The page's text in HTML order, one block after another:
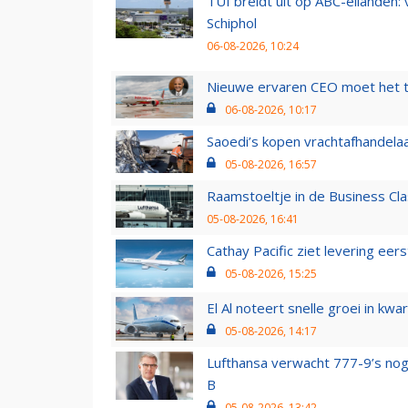
Schiphol
06-08-2026, 10:24
Nieuwe ervaren CEO moet het
06-08-2026, 10:17
Saoedi’s kopen
05-08-2026, 16:57
Raamstoeltje in de Business
05-08-2026, 16:41
Cathay Pacific ziet levering
05-08-2026, 15:25
El Al noteert snelle groei in
05-08-2026, 14:17
Lufthansa verwacht 777-9’s
B